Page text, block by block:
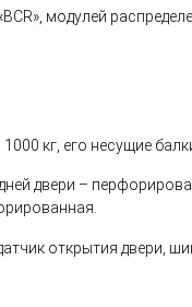
модулей
кг, его несущие
двери –
открытия двери,